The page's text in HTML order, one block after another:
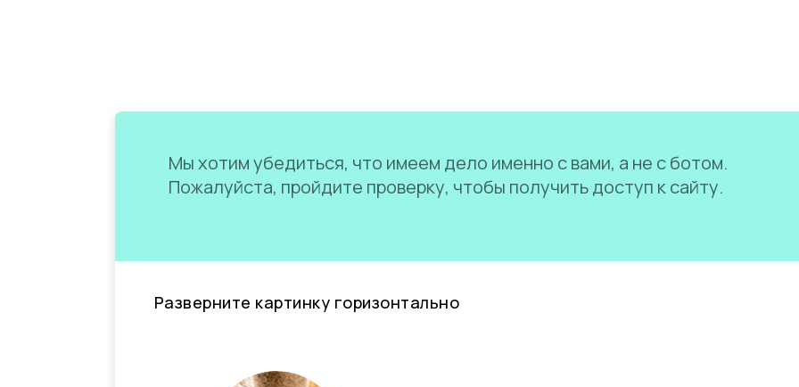
Мы хотим убедиться, что имеем дело именно с вами, а не с ботом.
Пожалуйста, пройдите проверку, чтобы получить доступ к сайту.
Разверните картинку горизонтально